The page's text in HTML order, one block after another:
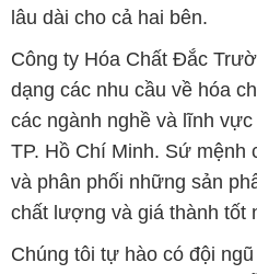
lâu dài cho cả hai bên.
Công ty Hóa Chất Đắc
dạng các nhu cầu về hóa
các ngành nghề và lĩnh
TP. Hồ Chí Minh. Sứ mệnh
và phân phối những sản
chất lượng và giá thành tốt
Chúng tôi tự hào có đội